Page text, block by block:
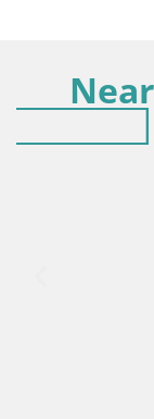
Slovenia / Alta
Velika Planina |